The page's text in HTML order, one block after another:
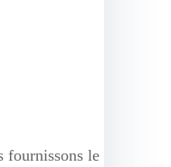
fournissons le